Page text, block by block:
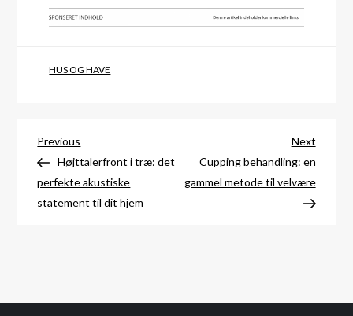
HUS OG HAVE
Indlægsnavigation
Previous
Post
Previous
Højttalerfront i træ: det
perfekte akustiske
statement til dit hjem
Next
Post
Next
Cupping behandling: en
gammel metode til velvære